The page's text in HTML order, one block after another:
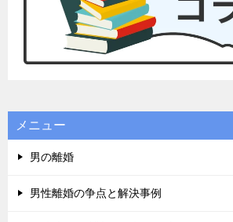
メニュー
男の離婚
男性離婚の争点と解決事例